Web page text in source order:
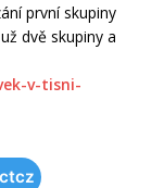
první skupiny
dvě skupiny a
v-tisni-